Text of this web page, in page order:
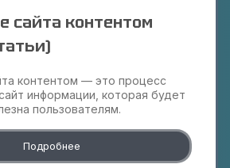
сайта контентом
контентом — это процесс
информации, которая будет
пользователям.
Подробнее